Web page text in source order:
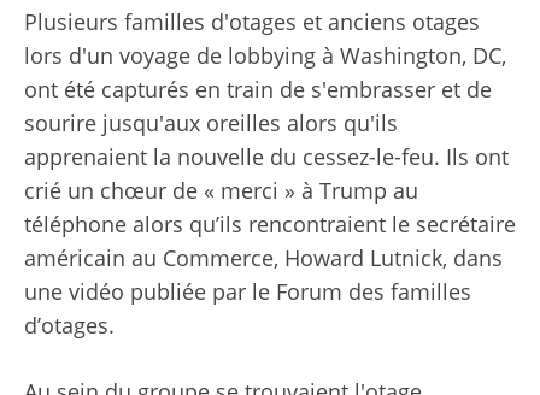
Plusieurs familles d'otages et anciens otages
lors d'un voyage de lobbying à Washington, DC,
ont été capturés en train de s'embrasser et de
sourire jusqu'aux oreilles alors qu'ils
apprenaient la nouvelle du cessez-le-feu. Ils ont
crié un chœur de « merci » à Trump au
téléphone alors qu’ils rencontraient le secrétaire
américain au Commerce, Howard Lutnick, dans
une vidéo publiée par le Forum des familles
d’otages.